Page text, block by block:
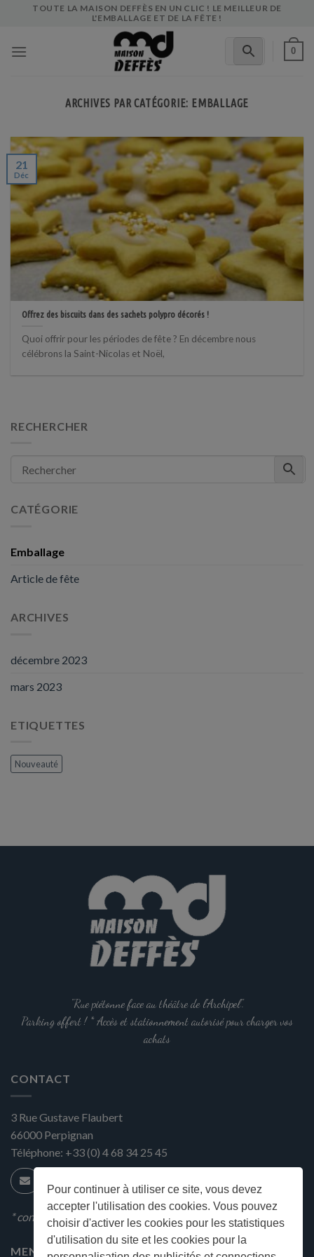
Pour continuer à utiliser ce site, vous devez
accepter l'utilisation des cookies. Vous pouvez
choisir d'activer les cookies pour les statistiques
d'utilisation du site et les cookies pour la
TOUTE LA MAISON DEFFÈS EN UN CLIC ! LE MEILLEUR DE
L'EMBALLAGE ET DE LA FÊTE !
0
ARCHIVES PAR CATÉGORIE: EMBALLAGE
Offrez des biscuits dans des sachets polypro décorés !
Quoi offrir pour les périodes de fête ? En décembre nous
célébrons la Saint-Nicolas et Noël,
21
Déc
RECHERCHER
CATÉGORIE
Emballage
Article de fête
ARCHIVES
décembre 2023
mars 2023
ETIQUETTES
Nouveauté
"Rue piétonne face au théâtre de l'Archipel".
Parking offert ! * Accès et stationnement autorisé pour charger vos
achats
CONTACT
3 Rue Gustave Flaubert
66000 Perpignan
Téléphone: +33 (0) 4 68 34 25 45
* condition en magasin
MENU